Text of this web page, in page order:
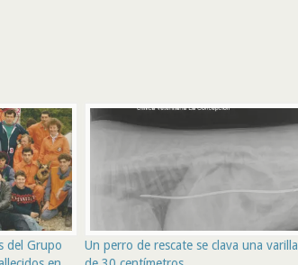
del Grupo
Un perro de rescate se clava una varilla